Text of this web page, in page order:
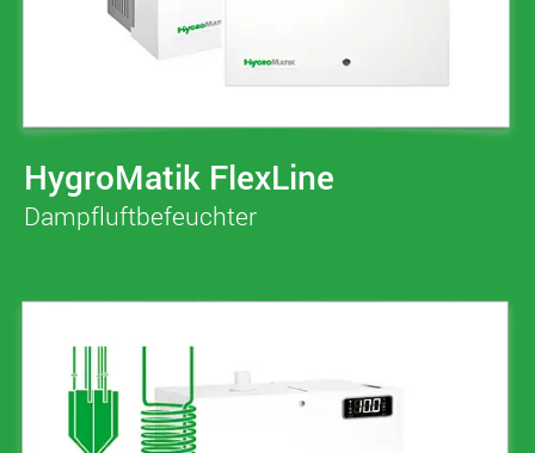
HygroMatik FlexLine
Dampfluftbefeuchter